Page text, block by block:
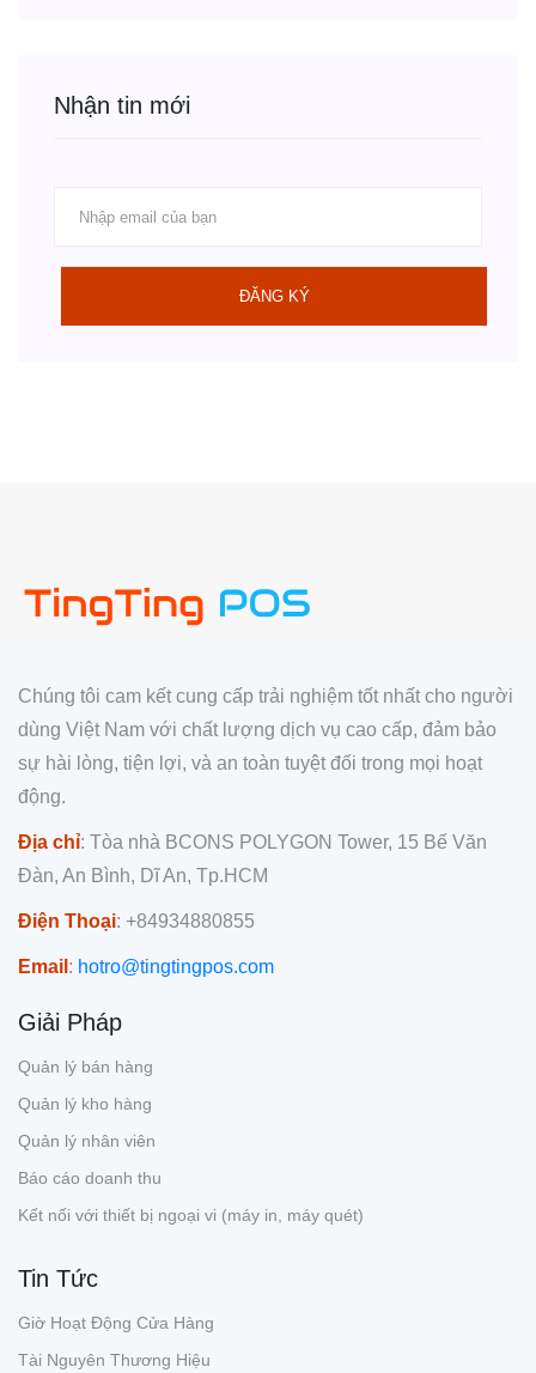
Nhận tin mới
ĐĂNG KÝ
Chúng tôi cam kết cung cấp trải nghiệm tốt nhất cho người
dùng Việt Nam với chất lượng dịch vụ cao cấp, đảm bảo
sự hài lòng, tiện lợi, và an toàn tuyệt đối trong mọi hoạt
động.
Địa chỉ: Tòa nhà BCONS POLYGON Tower, 15 Bế Văn
Đàn, An Bình, Dĩ An, Tp.HCM
Điện Thoại: +84934880855
Email : hotro@tingtingpos.com
Giải Pháp
Quản lý bán hàng
Quản lý kho hàng
Quản lý nhân viên
Báo cáo doanh thu
Kết nối với thiết bị ngoại vi (máy in, máy quét)
Tin Tức
Giờ Hoạt Động Cửa Hàng
Tài Nguyên Thương Hiệu